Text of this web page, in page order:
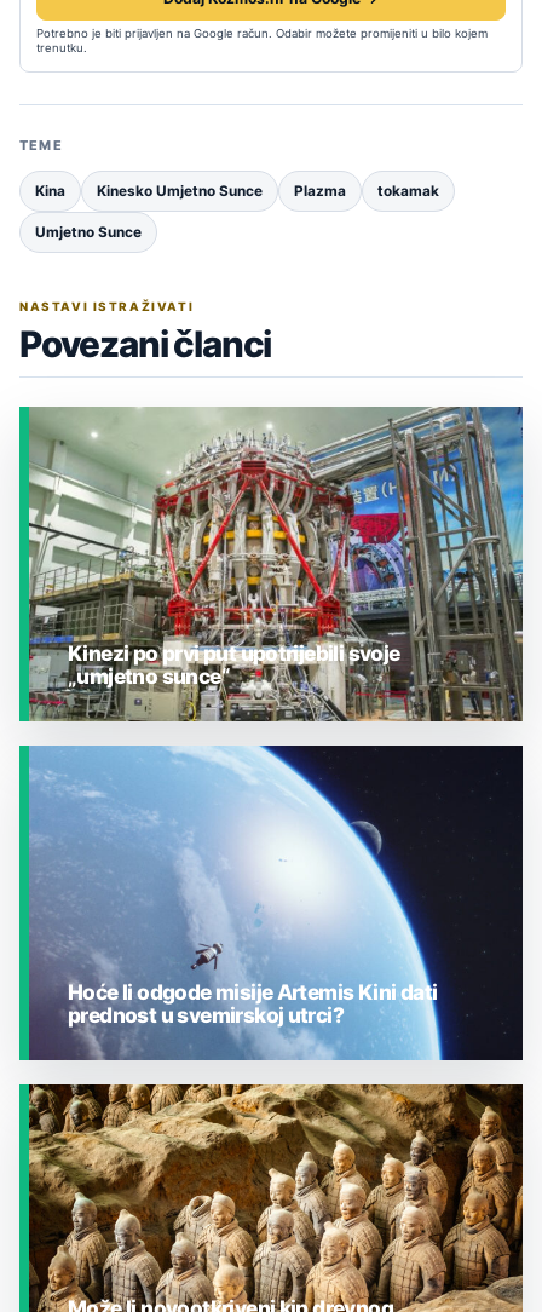
Potrebno je biti prijavljen na Google račun. Odabir možete promijeniti u bilo kojem
trenutku.
TEME
Kina Kinesko Umjetno Sunce Plazma tokamak
Umjetno Sunce
NASTAVI ISTRAŽIVATI
Povezani članci
JESTE LI ZNALI?
Kinezi po prvi put upotrijebili svoje
„umjetno sunce“
JESTE LI ZNALI?
Hoće li odgode misije Artemis Kini dati
prednost u svemirskoj utrci?